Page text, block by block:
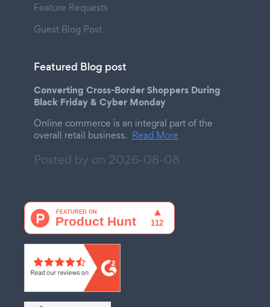
Feature Requests
Guest Blog Post
Featured Blog post
Converting Cross-Border Shoppers During
Black Friday & Cyber Monday
Online commerce is an integral part of the
overall retail business. Read More
Posted by on 2026-08-08